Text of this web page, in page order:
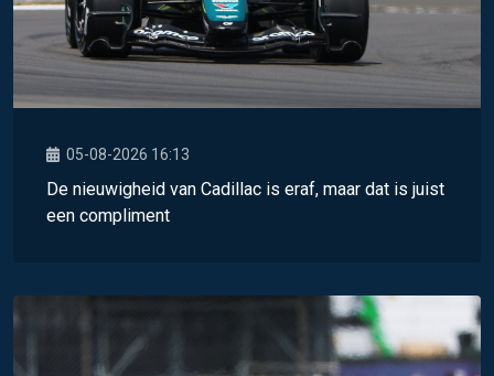
05-08-2026 16:13
De nieuwigheid van Cadillac is eraf, maar dat is juist
een compliment